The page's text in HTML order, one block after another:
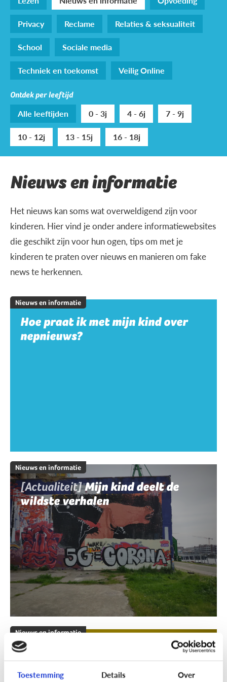
Toestemming Details Over
Privacy
Reclame
Relaties & seksualiteit
School
Sociale media
Techniek en toekomst
Veilig Online
Ontdek per leeftijd
Alle leeftijden 0 - 3j 4 - 6j
7 - 9j
10 - 12j
13 - 15j 16 - 18j
Nieuws en informatie
Het nieuws kan soms wat overweldigend zijn voor
kinderen. Hier vind je onder andere informatiewebsites
die geschikt zijn voor hun ogen, tips om met je
kinderen te praten over nieuws en manieren om fake
news te herkennen.
Nieuws en informatie
Hoe praat ik met mijn kind over
nepnieuws?
Nieuws en informatie
[Actualiteit]Mijn kind deelt de
wildste verhalen
Nieuws en informatie
[Klik & Print]